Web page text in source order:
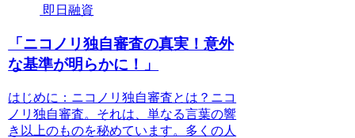
即日融資
「ニコノリ独自審査の真実！意外
な基準が明らかに！」
はじめに：ニコノリ独自審査とは？ニコ
ノリ独自審査。それは、単なる言葉の響
き以上のものを秘めています。多くの人